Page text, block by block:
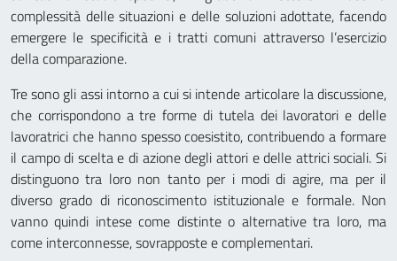
complessità delle situazioni e delle soluzioni adottate, facendo
emergere le specificità e i tratti comuni attraverso l’esercizio
della comparazione.
Tre sono gli assi intorno a cui si intende articolare la discussione,
che corrispondono a tre forme di tutela dei lavoratori e delle
lavoratrici che hanno spesso coesistito, contribuendo a formare
il campo di scelta e di azione degli attori e delle attrici sociali. Si
distinguono tra loro non tanto per i modi di agire, ma per il
diverso grado di riconoscimento istituzionale e formale. Non
vanno quindi intese come distinte o alternative tra loro, ma
come interconnesse, sovrapposte e complementari.